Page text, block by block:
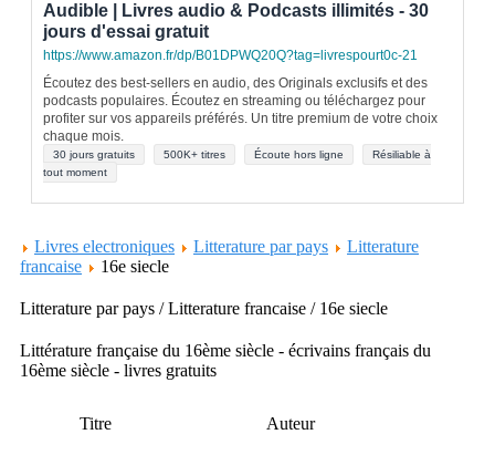
Audible | Livres audio & Podcasts illimités - 30
jours d'essai gratuit
https://www.amazon.fr/dp/B01DPWQ20Q?tag=livrespourt0c-21
Écoutez des best-sellers en audio, des Originals exclusifs et des
podcasts populaires. Écoutez en streaming ou téléchargez pour
profiter sur vos appareils préférés. Un titre premium de votre choix
chaque mois.
30 jours gratuits 500K+ titres Écoute hors ligne
Résiliable à
tout moment
Livres electroniques Litterature par pays
Litterature
francaise
16e siecle
Litterature par pays / Litterature francaise / 16e siecle
Littérature française du 16ème siècle - écrivains français du
16ème siècle - livres gratuits
Titre Auteur